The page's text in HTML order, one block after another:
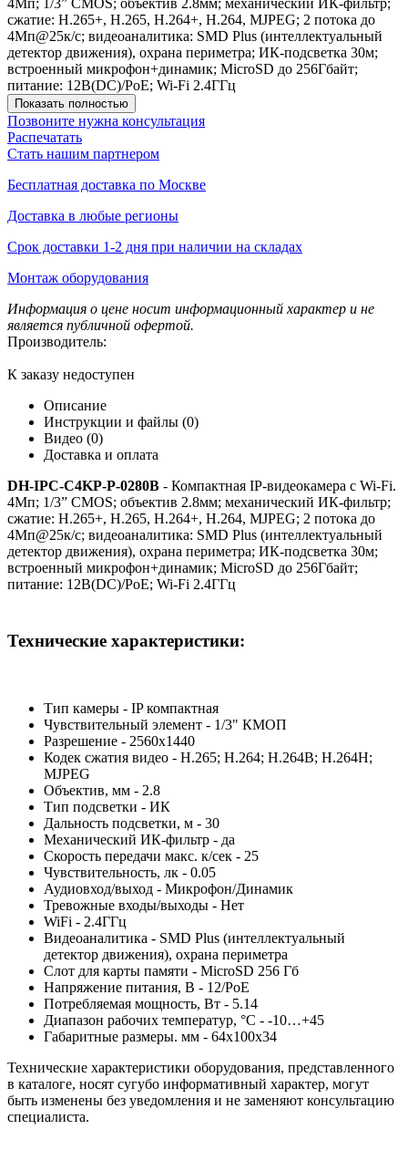
сжатие: H.265+, H.265, H.264+, H.264, MJPEG; 2 потока до
4Мп@25к/с; видеоаналитика: SMD Plus (интеллектуальный
детектор движения), охрана периметра; ИК-подсветка 30м;
встроенный микрофон+динамик; MicroSD до 256Гбайт;
питание: 12В(DC)/PoE; Wi-Fi 2.4ГГц
Показать полностью
Позвоните нужна консультация
Распечатать
Стать нашим партнером
Бесплатная доставка по Москве
Доставка в любые регионы
Срок доставки 1-2 дня при наличии на складах
Монтаж оборудования
Информация о цене носит информационный характер и не
является публичной офертой.
Производитель:
К заказу недоступен
Описание
Инструкции и файлы (0)
Видео (0)
Доставка и оплата
DH-IPC-C4KP-P-0280B - Компактная IP-видеокамера с Wi-Fi.
4Мп; 1/3” CMOS; объектив 2.8мм; механический ИК-фильтр;
сжатие: H.265+, H.265, H.264+, H.264, MJPEG; 2 потока до
4Мп@25к/с; видеоаналитика: SMD Plus (интеллектуальный
детектор движения), охрана периметра; ИК-подсветка 30м;
встроенный микрофон+динамик; MicroSD до 256Гбайт;
питание: 12В(DC)/PoE; Wi-Fi 2.4ГГц
Технические характеристики:
Тип камеры - IP компактная
Чувствительный элемент - 1/3" КМОП
Разрешение - 2560х1440
Кодек сжатия видео - H.265; H.264; H.264B; H.264H;
MJPEG
Объектив, мм - 2.8
Тип подсветки - ИК
Дальность подсветки, м - 30
Механический ИК-фильтр - да
Скорость передачи макс. к/сек - 25
Чувствительность, лк - 0.05
Аудиовход/выход - Микрофон/Динамик
Тревожные входы/выходы - Нет
WiFi - 2.4ГГц
Видеоаналитика - SMD Plus (интеллектуальный
детектор движения), охрана периметра
Слот для карты памяти - MicroSD 256 Гб
Напряжение питания, В - 12/PoE
Потребляемая мощность, Вт - 5.14
Диапазон рабочих температур, °С - -10…+45
Габаритные размеры. мм - 64х100х34
Технические характеристики оборудования, представленного
в каталоге, носят сугубо информативный характер, могут
быть изменены без уведомления и не заменяют консультацию
специалиста.